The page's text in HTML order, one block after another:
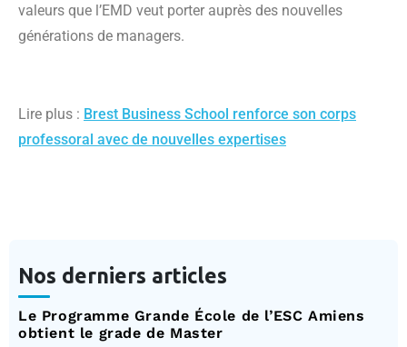
valeurs que l’EMD veut porter auprès des nouvelles
générations de managers.
Lire plus : Brest Business School renforce son corps
professoral avec de nouvelles expertises
Nos derniers articles
Le Programme Grande École de l’ESC Amiens
obtient le grade de Master